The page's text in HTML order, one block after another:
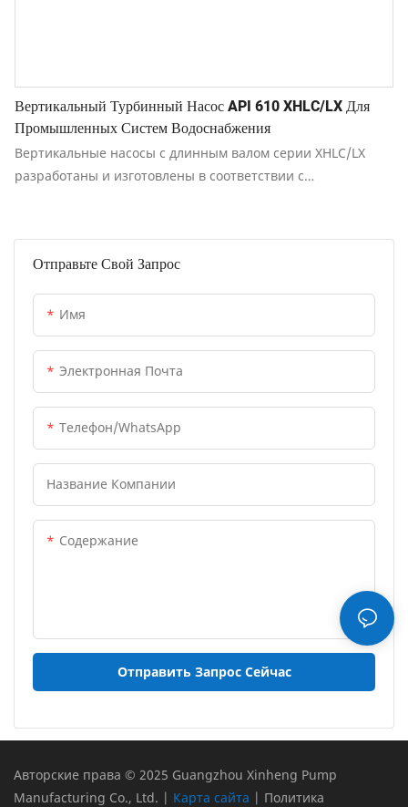
Отправьте Свой Запрос
Имя
Электронная Почта
Телефон/WhatsApp
Название Компании
Содержание
Отправить Запрос Сейчас
Вертикальный Турбинный Насос API 610 XHLC/LX Для
Промышленных Систем Водоснабжения
Вертикальные насосы с длинным валом серии XHLC/LX
разработаны и изготовлены в соответствии с
газовой промышленности», а также отвечают
требованиям восьмого, девятого и десятого изданий.
Авторские права © 2025 Guangzhou Xinheng Pump
Manufacturing Co., Ltd. | Карта сайта | Политика